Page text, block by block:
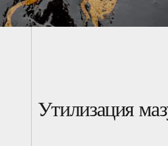
Утилизация